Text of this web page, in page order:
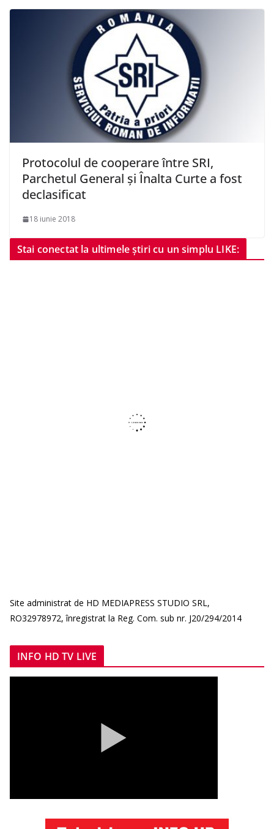
Protocolul de cooperare între SRI,
Parchetul General şi Înalta Curte a fost
declasificat
18 iunie 2018
Stai conectat la ultimele știri cu un simplu LIKE:
Site administrat de HD MEDIAPRESS STUDIO SRL,
RO32978972, înregistrat la Reg. Com. sub nr. J20/294/2014
INFO HD TV LIVE